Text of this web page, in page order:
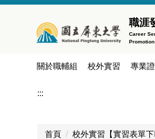
職涯
Career
Promotion
關於職輔組 校外實習 專業
:::
首頁 校外實習【實習表單下